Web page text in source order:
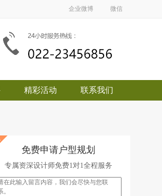
企业微博 微信
精彩活动 联系我们
免费申请户型规划
专属资深设计师免费1对1全程服务